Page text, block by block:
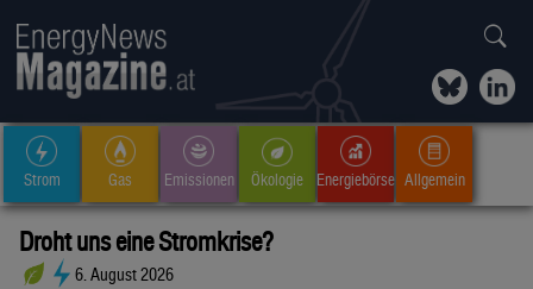
Strom Gas Emissionen Ökologie Energiebörse Allgemein
Droht uns eine Stromkrise?
6. August 2026